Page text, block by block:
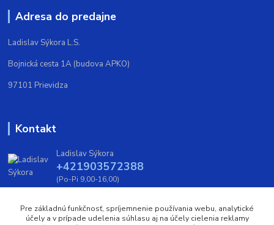
Adresa do predajne
Ladislav Sýkora L.S.
Bojnická cesta 1A (budova APKO)
97101 Prievidza
Kontakt
Ladislav Sýkora
+421903572388
(Po-Pi 9,00-16,00)
Pre základnú funkčnosť, spríjemnenie používania webu, analytické
účely a v prípade udelenia súhlasu aj na účely cielenia reklamy